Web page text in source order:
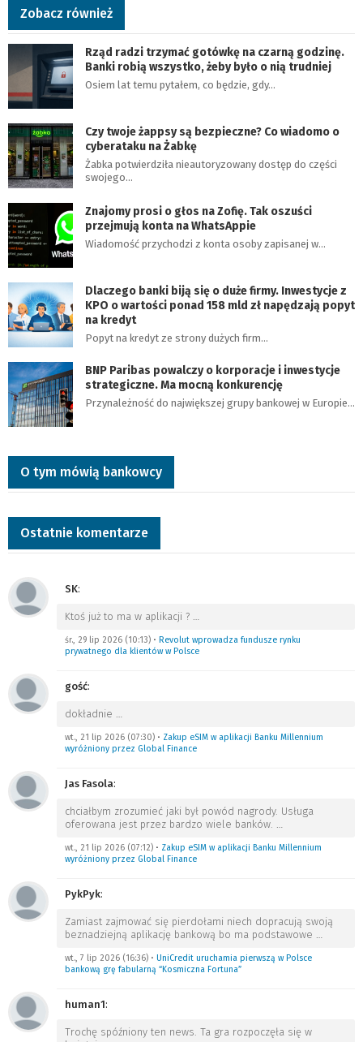
Zobacz również
Rząd radzi trzymać gotówkę na czarną godzinę.
Banki robią wszystko, żeby było o nią trudniej
Osiem lat temu pytałem, co będzie, gdy…
Czy twoje żappsy są bezpieczne? Co wiadomo o
cyberataku na Żabkę
Żabka potwierdziła nieautoryzowany dostęp do części
swojego…
Znajomy prosi o głos na Zofię. Tak oszuści
przejmują konta na WhatsAppie
Wiadomość przychodzi z konta osoby zapisanej w…
Dlaczego banki biją się o duże firmy. Inwestycje z
KPO o wartości ponad 158 mld zł napędzają popyt
na kredyt
Popyt na kredyt ze strony dużych firm…
BNP Paribas powalczy o korporacje i inwestycje
strategiczne. Ma mocną konkurencję
Przynależność do największej grupy bankowej w Europie…
O tym mówią bankowcy
Ostatnie komentarze
SK:
Ktoś już to ma w aplikacji ?
śr., 29 lip 2026 (10:13) • Revolut wprowadza fundusze rynku
prywatnego dla klientów w Polsce
gość:
dokładnie
wt., 21 lip 2026 (07:30) • Zakup eSIM w aplikacji Banku Millennium
wyróżniony przez Global Finance
Jas Fasola:
chciałbym zrozumieć jaki był powód nagrody. Usługa
oferowana jest przez bardzo wiele banków.
wt., 21 lip 2026 (07:12) • Zakup eSIM w aplikacji Banku Millennium
wyróżniony przez Global Finance
PykPyk:
Zamiast zajmować się pierdołami niech dopracują swoją
beznadziejną aplikację bankową bo ma podstawowe
wt., 7 lip 2026 (16:36) • UniCredit uruchamia pierwszą w Polsce
bankową grę fabularną “Kosmiczna Fortuna”
human1:
Trochę spóźniony ten news. Ta gra rozpoczęła się w